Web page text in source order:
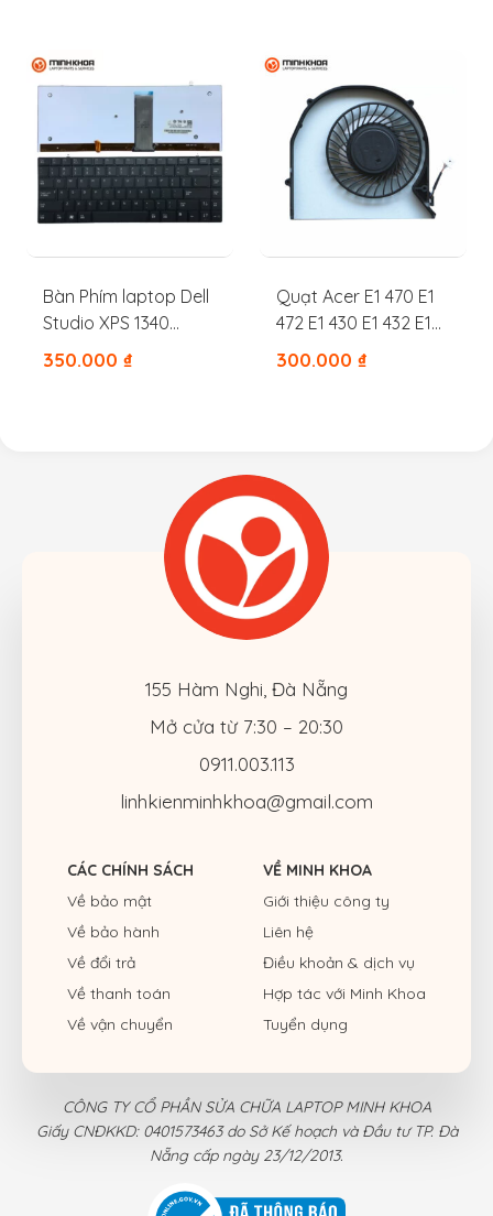
PP36S
Bàn Phím laptop Dell
Studio XPS 1340
M1340 1640 1645 1647
350.000 ₫
Quạt Acer E1 470 E1
472 E1 430 E1 432 E1
442
300.000 ₫
CÁC CHÍNH SÁCH
Về bảo mật
Về bảo hành
Về đổi trả
Về thanh toán
Về vận chuyển
155 Hàm Nghi, Đà Nẵng
Mở cửa từ 7:30 – 20:30
0911.003.113
linhkienminhkhoa@gmail.com
VỀ MINH KHOA
Giới thiệu công ty
Liên hệ
Điều khoản & dịch vụ
Hợp tác với Minh Khoa
Tuyển dụng
CÔNG TY CỔ PHẦN SỬA CHỮA LAPTOP MINH KHOA
Giấy CNĐKKD: 0401573463 do Sở Kế hoạch và Đầu tư TP. Đà
Nẵng cấp ngày 23/12/2013.